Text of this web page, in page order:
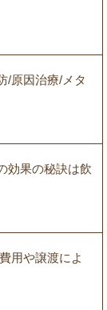
/原因治療/メタ
効果の秘訣は飲
用や譲渡によ